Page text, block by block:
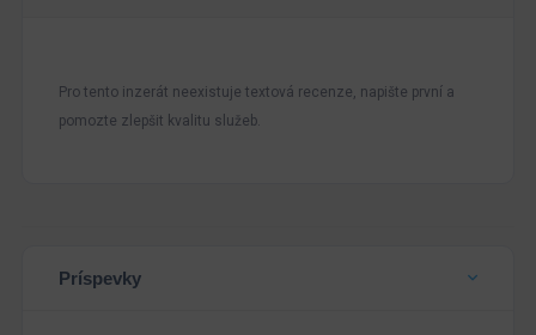
Pro tento inzerát neexistuje textová recenze, napište první a
pomozte zlepšit kvalitu služeb.
Príspevky